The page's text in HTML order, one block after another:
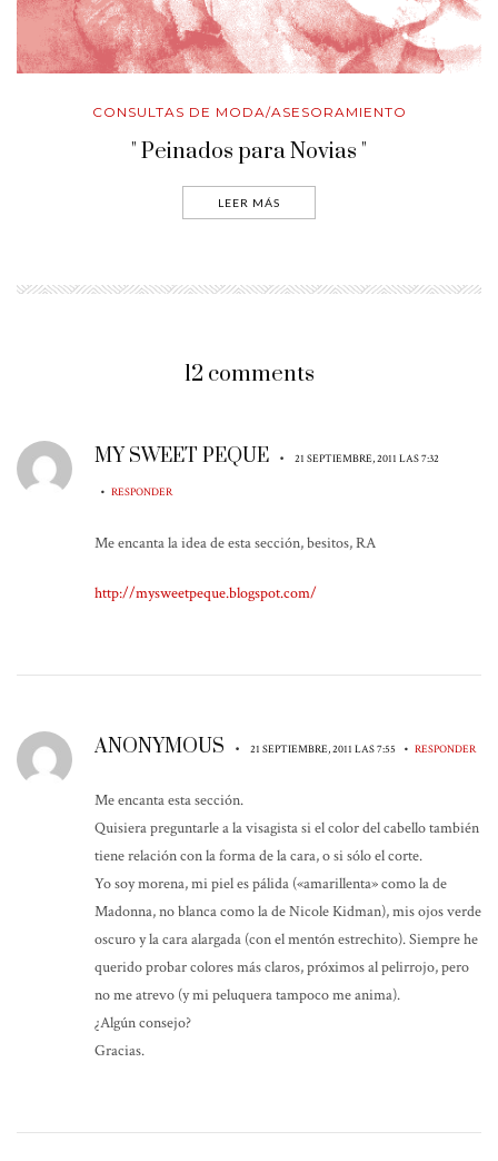
CONSULTAS DE MODA/ASESORAMIENTO
" Peinados para Novias "
LEER MÁS
12 comments
MY SWEET PEQUE • 21 SEPTIEMBRE, 2011 LAS 7:32
• RESPONDER
Me encanta la idea de esta sección, besitos, RA
http://mysweetpeque.blogspot.com/
ANONYMOUS • 21 SEPTIEMBRE, 2011 LAS 7:55 • RESPONDER
Me encanta esta sección.
Quisiera preguntarle a la visagista si el color del cabello también
tiene relación con la forma de la cara, o si sólo el corte.
Yo soy morena, mi piel es pálida («amarillenta» como la de
Madonna, no blanca como la de Nicole Kidman), mis ojos verde
oscuro y la cara alargada (con el mentón estrechito). Siempre he
querido probar colores más claros, próximos al pelirrojo, pero
no me atrevo (y mi peluquera tampoco me anima).
¿Algún consejo?
Gracias.